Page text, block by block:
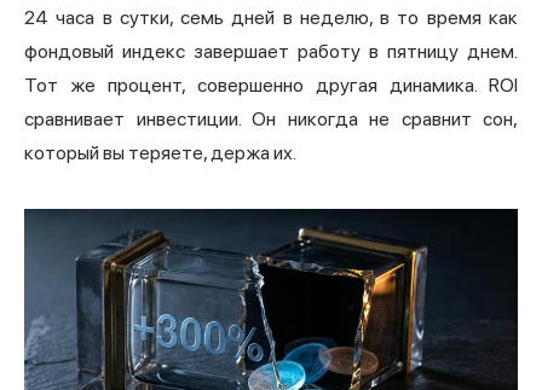
24 часа в сутки, семь дней в неделю, в то время как
фондовый индекс завершает работу в пятницу днем.
Тот же процент, совершенно другая динамика. ROI
сравнивает инвестиции. Он никогда не сравнит сон,
который вы теряете, держа их.